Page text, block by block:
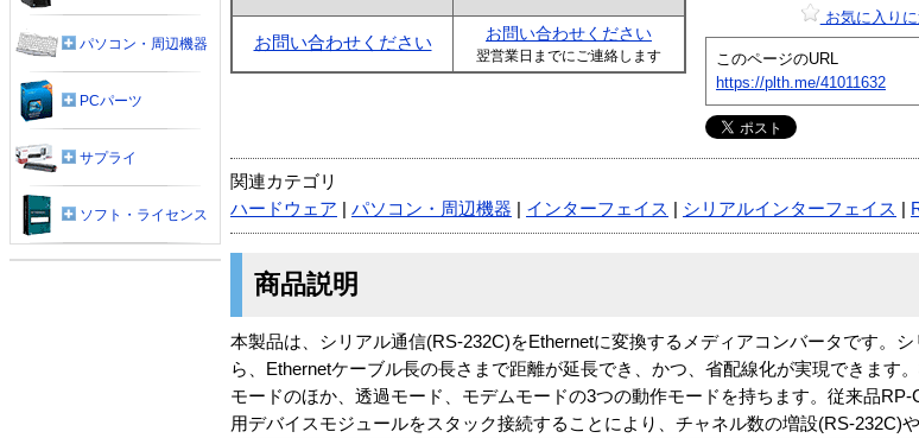
お問い合わせください お問い合わせください
翌営業日までにご連絡します
お気に入り
このページのURL
https://plth.me/41011632
関連カテゴリ
ハードウェア
パソコン・周辺機器 インターフェイス シリアルインターフェイス
商品説明
本製品は、シリアル通信(RS-232C)をEthernetに変換するメディアコンバータです。
ら、Ethernetケーブル長の長さまで距離が延長でき、かつ、省配線化が実現できます
モードのほか、透過モード、モデムモードの3つの動作モードを持ちます。従来品
用デバイスモジュールをスタック接続することにより、チャネル数の増設(RS-232C)
パソコン・周辺機器
PCパーツ
サプライ
ソフト・ライセンス